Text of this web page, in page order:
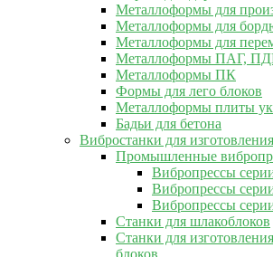
Металлоформы для
Металлоформы для
Металлоформы для
Металлоформы ПАГ,
Металлоформы ПК
Формы для лего блоков
Металлоформы плиты
Бадьи для бетона
Вибростанки для
Промышленные
Вибропрессы
Вибропрессы
Вибропрессы
Станки для шлакоблоков
Станки для
блоков